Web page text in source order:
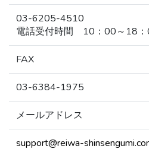
03-6205-4510
電話受付時間 10：00～18：
FAX
03-6384-1975
メールアドレス
support@reiwa-